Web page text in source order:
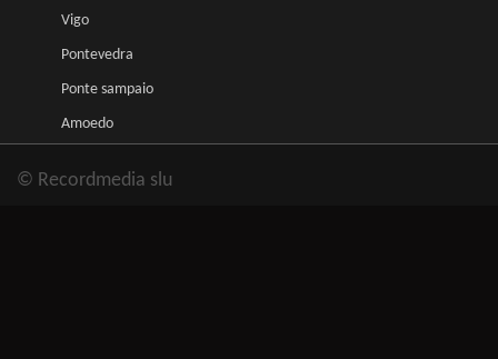
Vigo
Pontevedra
Ponte sampaio
Amoedo
© Recordmedia slu